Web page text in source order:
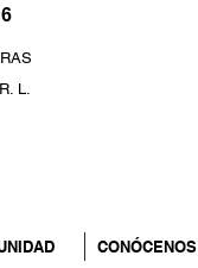
L.
CONÓCENOS